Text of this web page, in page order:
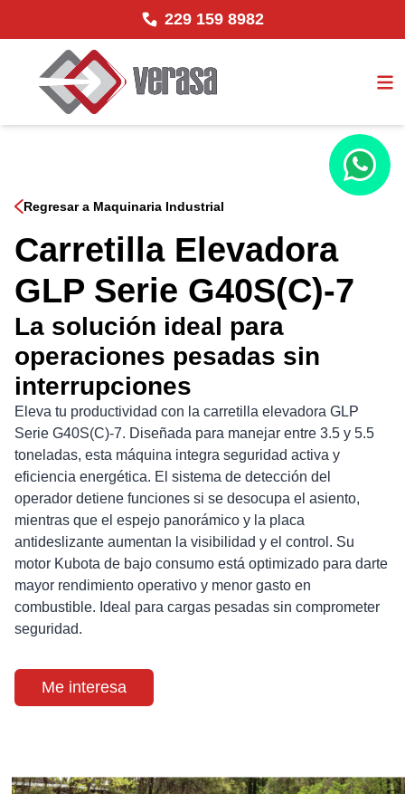
229 159 8982
Regresar a Maquinaria Industrial
Carretilla Elevadora
GLP Serie G40S(C)-7
La solución ideal para
operaciones pesadas sin
interrupciones
Eleva tu productividad con la carretilla elevadora GLP
Serie G40S(C)-7. Diseñada para manejar entre 3.5 y 5.5
toneladas, esta máquina integra seguridad activa y
eficiencia energética. El sistema de detección del
operador detiene funciones si se desocupa el asiento,
mientras que el espejo panorámico y la placa
antideslizante aumentan la visibilidad y el control. Su
motor Kubota de bajo consumo está optimizado para darte
mayor rendimiento operativo y menor gasto en
combustible. Ideal para cargas pesadas sin comprometer
seguridad.
Me interesa